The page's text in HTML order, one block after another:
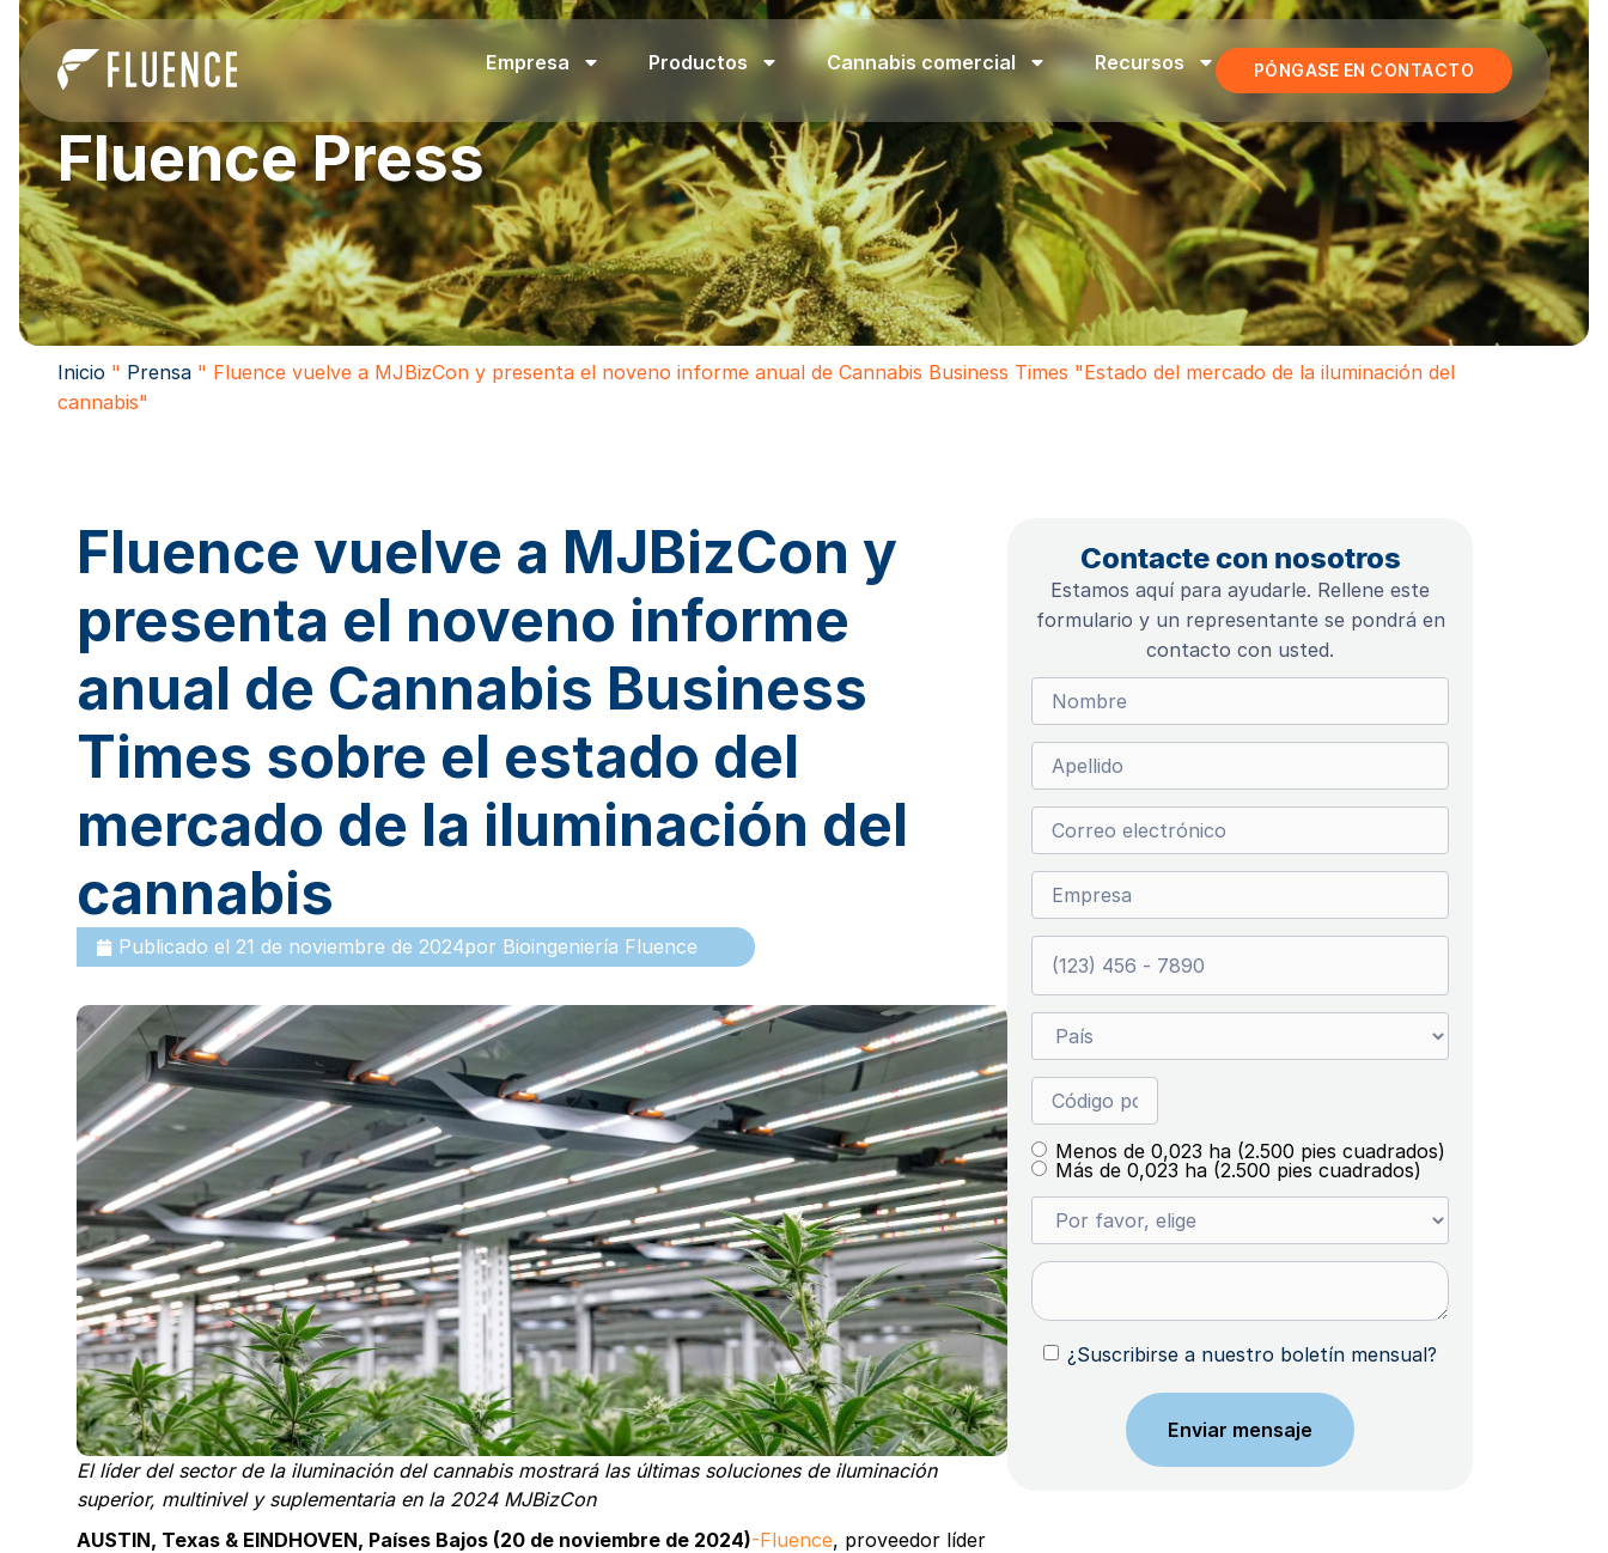
Empresa Productos Cannabis comercial Recursos PÓNGASE EN CONTACTO
Fluence Press
Inicio " Prensa " Fluence vuelve a MJBizCon y presenta el noveno informe anual de Cannabis Business Times "Estado del mercado de la iluminación del
cannabis"
Fluence vuelve a MJBizCon y
presenta el noveno informe
anual de Cannabis Business
Times sobre el estado del
mercado de la iluminación del
cannabis
Publicado el 21 de noviembre de 2024por Bioingeniería Fluence
El líder del sector de la iluminación del cannabis mostrará las últimas soluciones de iluminación
superior, multinivel y suplementaria en la 2024 MJBizCon
AUSTIN, Texas & EINDHOVEN, Países Bajos (20 de noviembre de 2024)-Fluence, proveedor líder
Contacte con nosotros
Estamos aquí para ayudarle. Rellene este
formulario y un representante se pondrá en
contacto con usted.
Menos de 0,023 ha (2.500 pies cuadrados)
Más de 0,023 ha (2.500 pies cuadrados)
¿Suscribirse a nuestro boletín mensual?